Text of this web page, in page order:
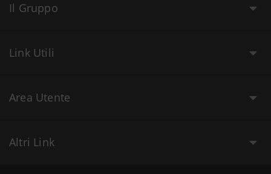
Il Gruppo
Link Utili
Area Utente
Altri Link